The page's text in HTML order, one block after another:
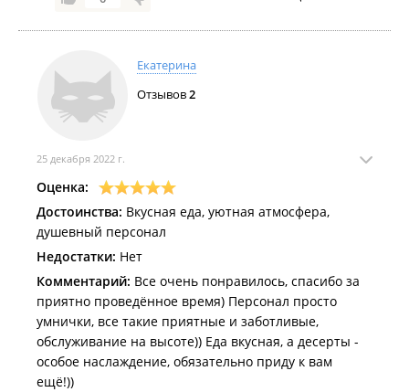
кафе столько шансов и тратили тут свои деньги,
может, они бы приняли меры, если бы увидели, что
P.S. Фото салфетки уже после того, как официант
типа протер стол.
Екатерина
Отзывов2
25 декабря 2022 г.
Оценка:
Достоинства: Вкусная еда, уютная атмосфера,
душевный персонал
Недостатки: Нет
Комментарий: Все очень понравилось, спасибо за
приятно проведённое время) Персонал просто
умнички, все такие приятные и заботливые,
обслуживание на высоте)) Еда вкусная, а десерты -
особое наслаждение, обязательно приду к вам
ещё!))